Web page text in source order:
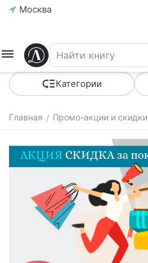
Москва
Категории
Главная / Промо-акции и скидки